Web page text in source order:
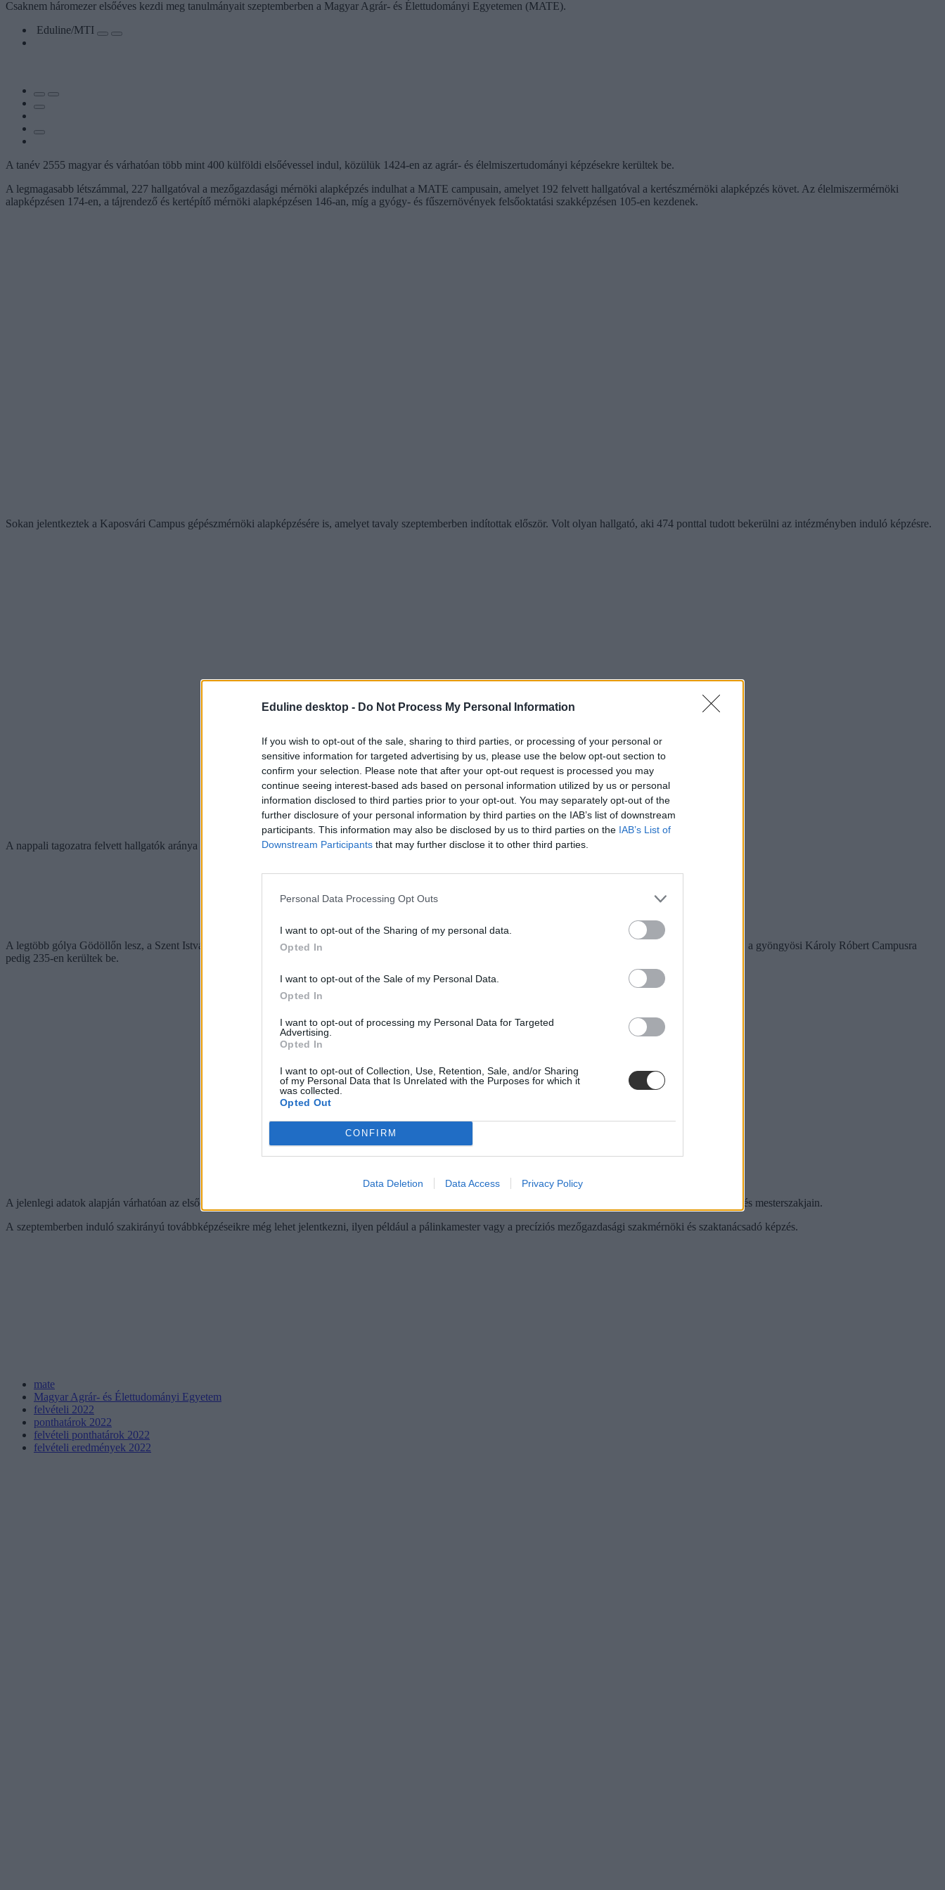
Eduline desktop - Do Not Process My Personal Information
If you wish to opt-out of the sale, sharing to third parties, or processing of your personal or
sensitive information for targeted advertising by us, please use the below opt-out section to
confirm your selection. Please note that after your opt-out request is processed you may
continue seeing interest-based ads based on personal information utilized by us or personal
information disclosed to third parties prior to your opt-out. You may separately opt-out of the
further disclosure of your personal information by third parties on the IAB’s list of downstream
participants. This information may also be disclosed by us to third parties on the IAB’s List of
Downstream Participants that may further disclose it to other third parties.
Personal Data Processing Opt Outs
I want to opt-out of the Sharing of my personal data.
Opted In
I want to opt-out of the Sale of my Personal Data.
Opted In
I want to opt-out of processing my Personal Data for Targeted
Advertising.
Opted In
I want to opt-out of Collection, Use, Retention, Sale, and/or Sharing
of my Personal Data that Is Unrelated with the Purposes for which it
was collected.
Opted Out
CONFIRM
Data Deletion Data Access Privacy Policy
Csaknem háromezer elsőéves kezdi meg tanulmányait szeptemberben a Magyar Agrár- és Élettudományi Egyetemen (MATE).
Eduline/MTI
A tanév 2555 magyar és várhatóan több mint 400 külföldi elsőévessel indul, közülük 1424-en az agrár- és élelmiszertudományi képzésekre kerültek be.
A legmagasabb létszámmal, 227 hallgatóval a mezőgazdasági mérnöki alapképzés indulhat a MATE campusain, amelyet 192 felvett hallgatóval a kertészmérnöki alapképzés követ. Az élelmiszermérnöki
alapképzésen 174-en, a tájrendező és kertépítő mérnöki alapképzésen 146-an, míg a gyógy- és fűszernövények felsőoktatási szakképzésen 105-en kezdenek.
Sokan jelentkeztek a Kaposvári Campus gépészmérnöki alapképzésére is, amelyet tavaly szeptemberben indítottak először. Volt olyan hallgató, aki 474 ponttal tudott bekerülni az intézményben induló képzésre.
A nappali tagozatra felvett hallgatók aránya az egyetemen 8 százalékkal nőtt: míg 2021-ben ez a szám 47 százalék volt, addig idén már 55 százalék.
A legtöbb gólya Gödöllőn lesz, a Szent István Campusra 959-en, a Budai Campusra 708-an, a Kaposvári Campusra 445-en, a keszthelyi Georgikon Campusra 208-an, a gyöngyösi Károly Róbert Campusra
pedig 235-en kerültek be.
A jelenlegi adatok alapján várhatóan az elsőéves hallgatók 16 százaléka külföldi lesz, összesen több mint 3000 gólya kezdhet a MATE felsőoktatási szakképzési, alap- és mesterszakjain.
A szeptemberben induló szakirányú továbbképzéseikre még lehet jelentkezni, ilyen például a pálinkamester vagy a precíziós mezőgazdasági szakmérnöki és szaktanácsadó képzés.
mate
Magyar Agrár- és Élettudományi Egyetem
felvételi 2022
ponthatárok 2022
felvételi ponthatárok 2022
felvételi eredmények 2022